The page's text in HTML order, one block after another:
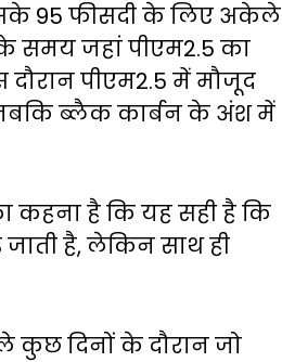
95 फीसदी के लिए अकेले
के समय जहां पीएम2.5 का
पीएम2.5 में मौजूद
जबकि ब्लैक कार्बन के अंश में
कहना है कि यह सही है कि
है, लेकिन साथ ही
कुछ दिनों के दौरान जो